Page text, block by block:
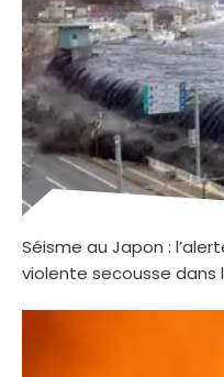
Séisme au Japon :
violente secousse dans